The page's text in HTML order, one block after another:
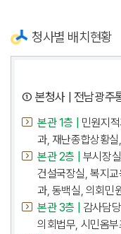
청사별 배치현황
① 본청사 | 전남광주
본관 1층 |
민원지
과, 재난종합상황
본관 2층 |
부시장
건설국장실, 복지
과, 동백실, 의회민
본관 3층 |
감사담
의회법무, 시민옴